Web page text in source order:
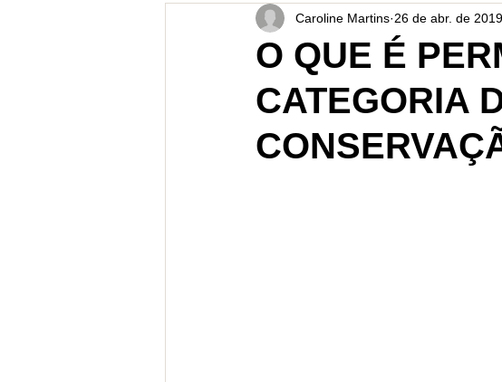
licenciamento online MPF CGU
O QUE É
CATEGORIA
Caroline Martins 26 de abr. de 2019